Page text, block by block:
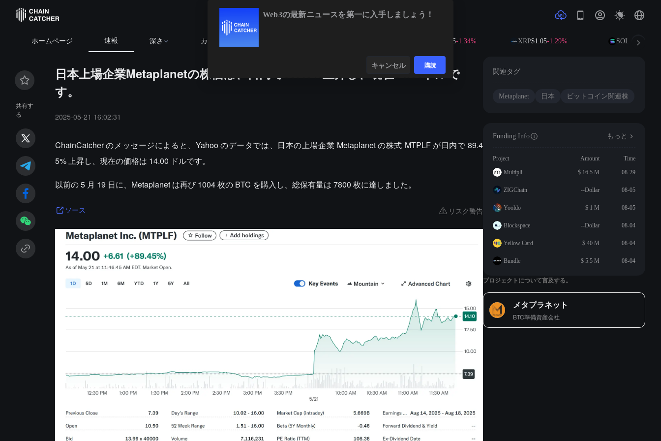
ホームページ 速報 深さ カレンダー -1.34% XRP$1.05-1.29% SOL$73.78
共有す
る
日本上場企業Metaplanetの株価は、日内で89.45%上昇し、現在14.00ドルで
す。
2025-05-21 16:02:31
ChainCatcher のメッセージによると、Yahoo のデータでは、日本の上場企業 Metaplanet の株式 MTPLF が日内で 89.4
5% 上昇し、現在の価格は 14.00 ドルです。
以前の 5 月 19 日に、Metaplanet は再び 1004 枚の BTC を購入し、総保有量は 7800 枚に達しました。
ソース リスク警告
関連タグ
Metaplanet 日本 ビットコイン関連株
Funding Info もっと
Project Amount
Time
Multipli
$ 16.5 M 08-29
ZIGChain --Dollar 08-05
Yooldo $ 1 M 08-05
Blockspace --Dollar 08-04
Yellow Card $ 40 M 08-04
Bundle $ 5.5 M 08-04
プロジェクトについて言及する。
メタプラネット
BTC準備資産会社
Web3の最新ニュースを第一に入手しましょう！
キャンセル 購読